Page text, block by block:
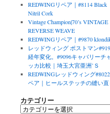
REDWINGリペア｜#8114 Black
Nitril Cork
Vintage Champion|70’s VINTAGE
REVERSE WEAVE
REDWINGリペア｜#9870
レッドウィング ポストマン
経年変化。#9096キャバリーチ
ッカ比較｜埼玉大宮亜洲’Ｓ
REDWINGレッドウィング
ペア｜ヒールステッチの縫い直
カテゴリー
カ